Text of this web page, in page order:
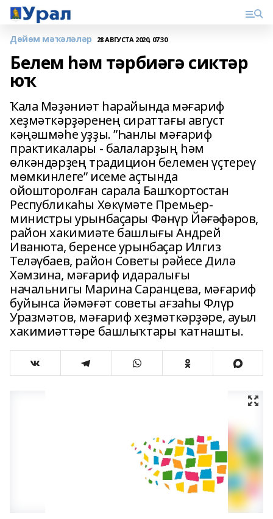
Дөйөм мәҡәләләр 28 АВГУСТА 2020, 07:30
Белем һәм тәрбиәгә сиктәр
юҡ
Ҡала Мәҙәниәт һарайында мәғариф
хеҙмәткәрҙәренең сираттағы август
кәңәшмәһе уҙҙы. ”Һанлы мәғариф
практикалары - балаларҙың һәм
өлкәндәрҙең традицион белемен үҫтереү
мѳмкинлеге” исеме аҫтында
ойошторолған сарала Башҡортостан
Республикаһы Хѳкүмәте Премьер-
министры урынбаҫары Фәнүр Йәғәфәров,
район хакимиәте башлығы Андрей
Иванюта, беренсе урынбаҫар Илгиз
Теләүбаев, район Советы рәйесе Дилә
Хәмзина, мәғариф идаралығы
начальнигы Марина Саранцева, мәғариф
буйынса йәмәғәт советы ағзаһы Флүр
Уразмәтов, мәғариф хеҙмәткәрҙәре, ауыл
хакимиәттәре башлыҡтары ҡатнашты.